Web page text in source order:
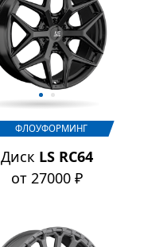
ФЛОУФОРМИНГ
Диск LS RC64
от 27000 ₽